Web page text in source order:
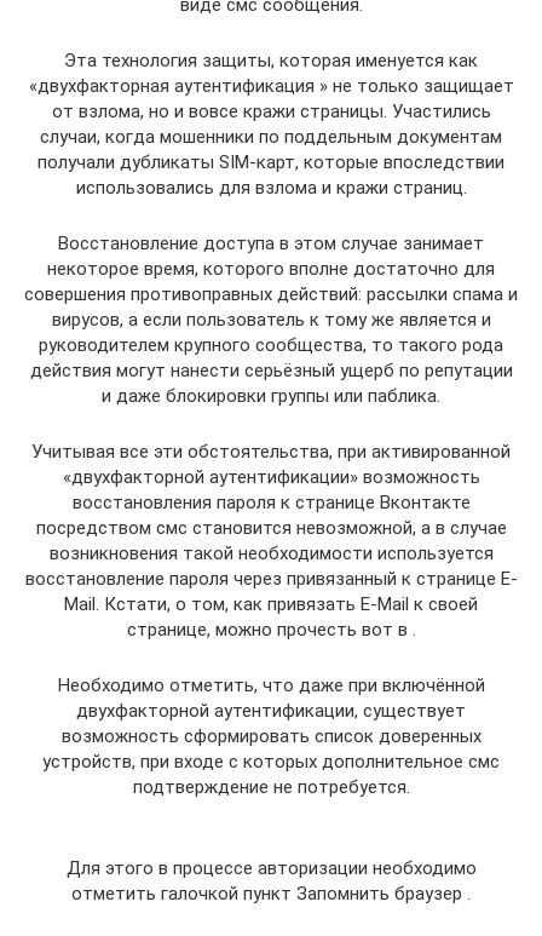
виде смс сообщения.
Эта технология защиты, которая именуется как
«двухфакторная аутентификация » не только защищает
от взлома, но и вовсе кражи страницы. Участились
случаи, когда мошенники по поддельным документам
получали дубликаты SIM-карт, которые впоследствии
использовались для взлома и кражи страниц.
Восстановление доступа в этом случае занимает
некоторое время, которого вполне достаточно для
совершения противоправных действий: рассылки спама и
вирусов, а если пользователь к тому же является и
руководителем крупного сообщества, то такого рода
действия могут нанести серьёзный ущерб по репутации
и даже блокировки группы или паблика.
Учитывая все эти обстоятельства, при активированной
«двухфакторной аутентификации» возможность
восстановления пароля к странице Вконтакте
посредством смс становится невозможной, а в случае
возникновения такой необходимости используется
восстановление пароля через привязанный к странице E-
Mail. Кстати, о том, как привязать E-Mail к своей
странице, можно прочесть вот в .
Необходимо отметить, что даже при включённой
двухфакторной аутентификации, существует
возможность сформировать список доверенных
устройств, при входе с которых дополнительное смс
подтверждение не потребуется.
Для этого в процессе авторизации необходимо
отметить галочкой пункт Запомнить браузер .